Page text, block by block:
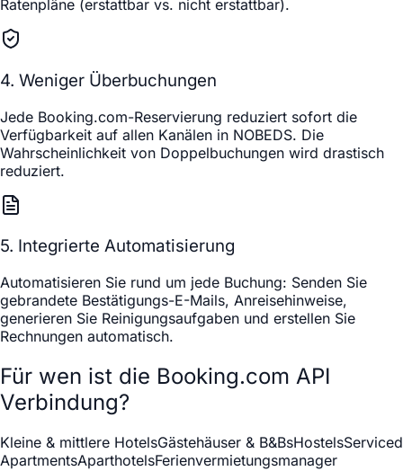
Ratenpläne (erstattbar vs. nicht erstattbar).
4. Weniger Überbuchungen
Jede Booking.com-Reservierung reduziert sofort die
Verfügbarkeit auf allen Kanälen in NOBEDS. Die
Wahrscheinlichkeit von Doppelbuchungen wird drastisch
reduziert.
5. Integrierte Automatisierung
Automatisieren Sie rund um jede Buchung: Senden Sie
gebrandete Bestätigungs-E-Mails, Anreisehinweise,
generieren Sie Reinigungsaufgaben und erstellen Sie
Rechnungen automatisch.
Für wen ist die Booking.com API
Verbindung?
Kleine & mittlere HotelsGästehäuser & B&BsHostelsServiced
ApartmentsAparthotelsFerienvermietungsmanager